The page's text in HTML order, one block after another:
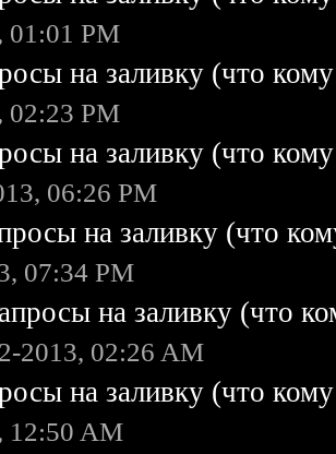
01:01 PM
на заливку (что
02:23 PM
на заливку (что
06:26 PM
на заливку (что
07:34 PM
на заливку (что
2013, 02:26 AM
на заливку (что
12:50 AM